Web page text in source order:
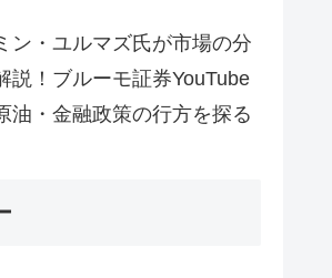
ン・ユルマズ氏が市場の分
説！ブルーモ証券YouTube
油・金融政策の行方を探る